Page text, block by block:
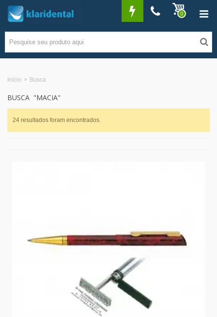
0
Início > Busca
BUSCA "MACIA"
24 resultados foram encontrados.